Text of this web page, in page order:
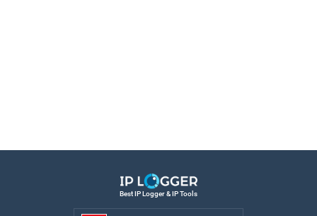
Best IP Logger & IP Tools